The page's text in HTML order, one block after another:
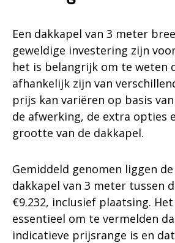
Een dakkapel van 3 meter
geweldige investering zijn
het is belangrijk om te weten
afhankelijk zijn van
prijs kan variëren op basis
de afwerking, de extra opties
grootte van de dakkapel.
Gemiddeld genomen liggen
dakkapel van 3 meter tussen
€9.232, inclusief plaatsing.
essentieel om te vermelden
indicatieve prijsrange is en